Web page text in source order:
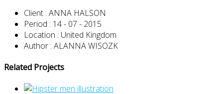
Client : ANNA HALSON
Period : 14 - 07 - 2015
Location : United Kingdom
Author : ALANNA WISOZK
Related Projects